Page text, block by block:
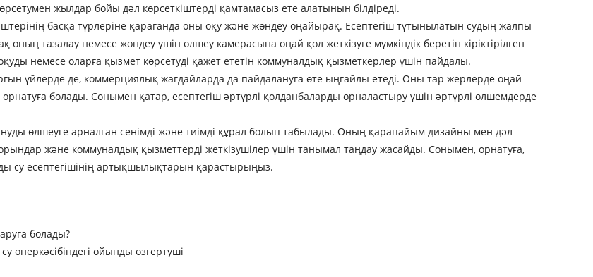
жылдар бойы дәл көрсеткіштерді қамтамасыз ете алатынын білдіреді.
басқа түрлеріне қарағанда оны оқу және жөндеу оңайырақ. Есептегіш тұтынылатын судың жалпы
тазалау немесе жөндеу үшін өлшеу камерасына оңай қол жеткізуге мүмкіндік беретін кіріктірілген
немесе оларға қызмет көрсетуді қажет ететін коммуналдық қызметкерлер үшін пайдалы.
үйлерде де, коммерциялық жағдайларда да пайдалануға өте ыңғайлы етеді. Оны тар жерлерде оңай
болады. Сонымен қатар, есептегіш әртүрлі қолданбаларды орналастыру үшін әртүрлі өлшемдерде
өлшеуге арналған сенімді және тиімді құрал болып табылады. Оның қарапайым дизайны мен дәл
және коммуналдық қызметтерді жеткізушілер үшін танымал таңдау жасайды. Сонымен, орнатуға,
су есептегішінің артықшылықтарын қарастырыңыз.
болады?
өнеркәсібіндегі ойынды өзгертуші